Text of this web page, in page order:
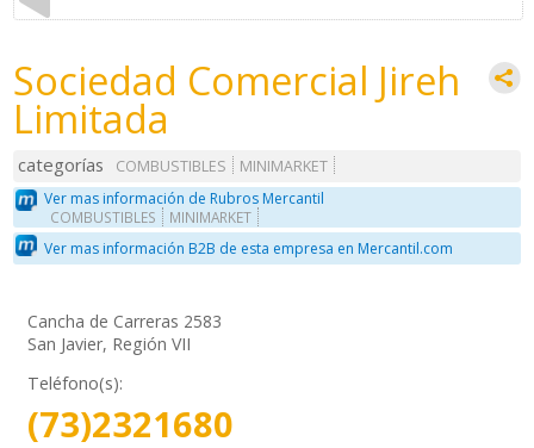
Sociedad Comercial Jireh
Limitada
categorías COMBUSTIBLES
MINIMARKET
Ver mas información de Rubros Mercantil
COMBUSTIBLES MINIMARKET
Ver mas información B2B de esta empresa en Mercantil.com
Cancha de Carreras 2583
San Javier, Región VII
Teléfono(s):
(73)2321680